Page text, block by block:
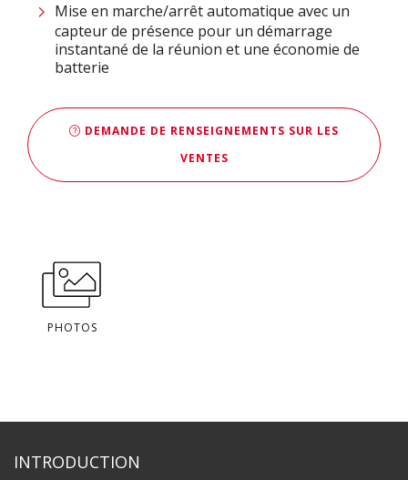
Mise en marche/arrêt automatique avec un
capteur de présence pour un démarrage
instantané de la réunion et une économie de
batterie
DEMANDE DE RENSEIGNEMENTS SUR LES
VENTES
PHOTOS
INTRODUCTION